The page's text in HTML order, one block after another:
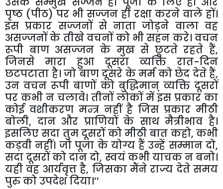
पृष्ठ (पीठ) पर भी सज्जन ही रक्षा करने वाले हों।
इस प्रकार सज्जनों से नाता जोड़ने वाला वह
असज्जनों के तीखे वचनों को भी सहन करे। वचन
रूपी बाण असज्जन के मुख से छूटते रहते हैं,
जिनसे मारा हुआ दूसरा व्यक्ति रात-दिन
छटपटाता है। जो बाण दूसरे के मर्म को छेद देते हैं,
उन वचन रूपी बाणों को बुद्धिमान् व्यक्ति दूसरों
पर कभी न चलावे। तीनों लोकों में इस प्रकार का
कोई वशीकरण मन्त्र नहीं है जिस प्रकार मीठी
बोली, दान और प्राणियों के साथ मैत्रीभाव है।
इसलिए सदा तुम दूसरों को मीठी बात कहो, कभी
कड़वी नहीं। जो पूजा के योग्य हैं उन्हें सम्मान दो,
सदा दूसरों को दान दो, स्वयं कभी याचक न बनो।
यही वह आर्यवृत्त है, जिसका मैंने राज्य देते समय
पुरु को उपदेश दिया।’’